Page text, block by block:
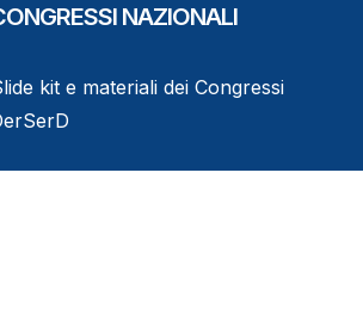
NAZIONALI
kit e materiali dei Congressi